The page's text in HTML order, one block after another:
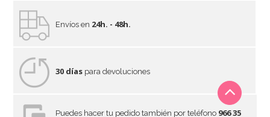
Envíos en 24h. - 48h.
30 días para devoluciones
Puedes hacer tu pedido también por teléfono 966 35